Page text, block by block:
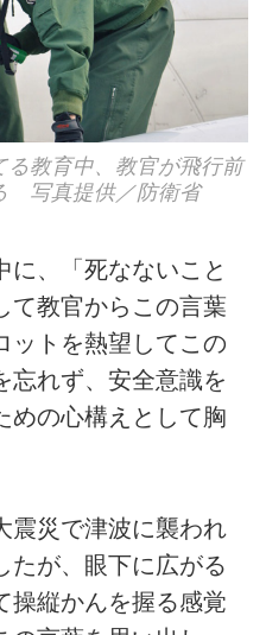
教育中、教官が飛行前
写真提供／防衛省
、「死なないこと
て教官からこの言葉
ットを熱望してこの
忘れず、安全意識を
めの心構えとして胸
災で津波に襲われ
たが、眼下に広がる
操縦かんを握る感覚